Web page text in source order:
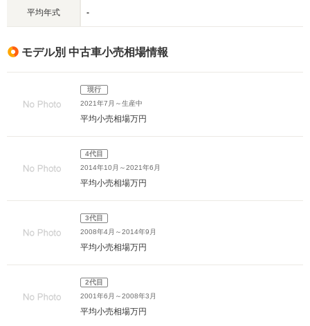
平均年式 -
モデル別 中古車小売相場情報
現行
2021年7月～生産中
平均小売相場万円
4代目
2014年10月～2021年6月
平均小売相場万円
3代目
2008年4月～2014年9月
平均小売相場万円
2代目
2001年6月～2008年3月
平均小売相場万円